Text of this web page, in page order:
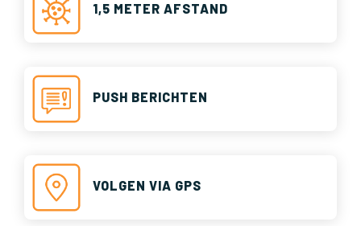
1,5 METER AFSTAND
PUSH BERICHTEN
VOLGEN VIA GPS